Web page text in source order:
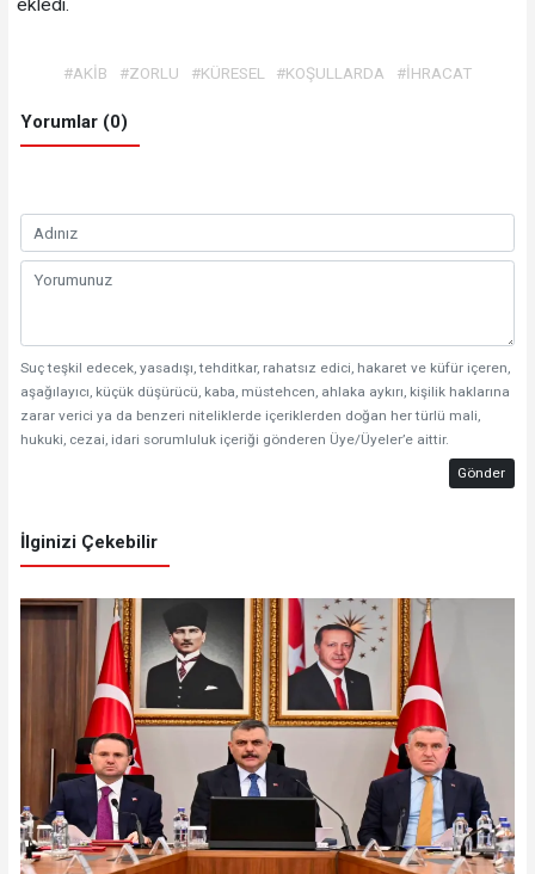
ekledi.
#AKİB #ZORLU #KÜRESEL #KOŞULLARDA #İHRACAT
Yorumlar (0)
Suç teşkil edecek, yasadışı, tehditkar, rahatsız edici, hakaret ve küfür içeren,
aşağılayıcı, küçük düşürücü, kaba, müstehcen, ahlaka aykırı, kişilik haklarına
zarar verici ya da benzeri niteliklerde içeriklerden doğan her türlü mali,
hukuki, cezai, idari sorumluluk içeriği gönderen Üye/Üyeler’e aittir.
Gönder
İlginizi Çekebilir